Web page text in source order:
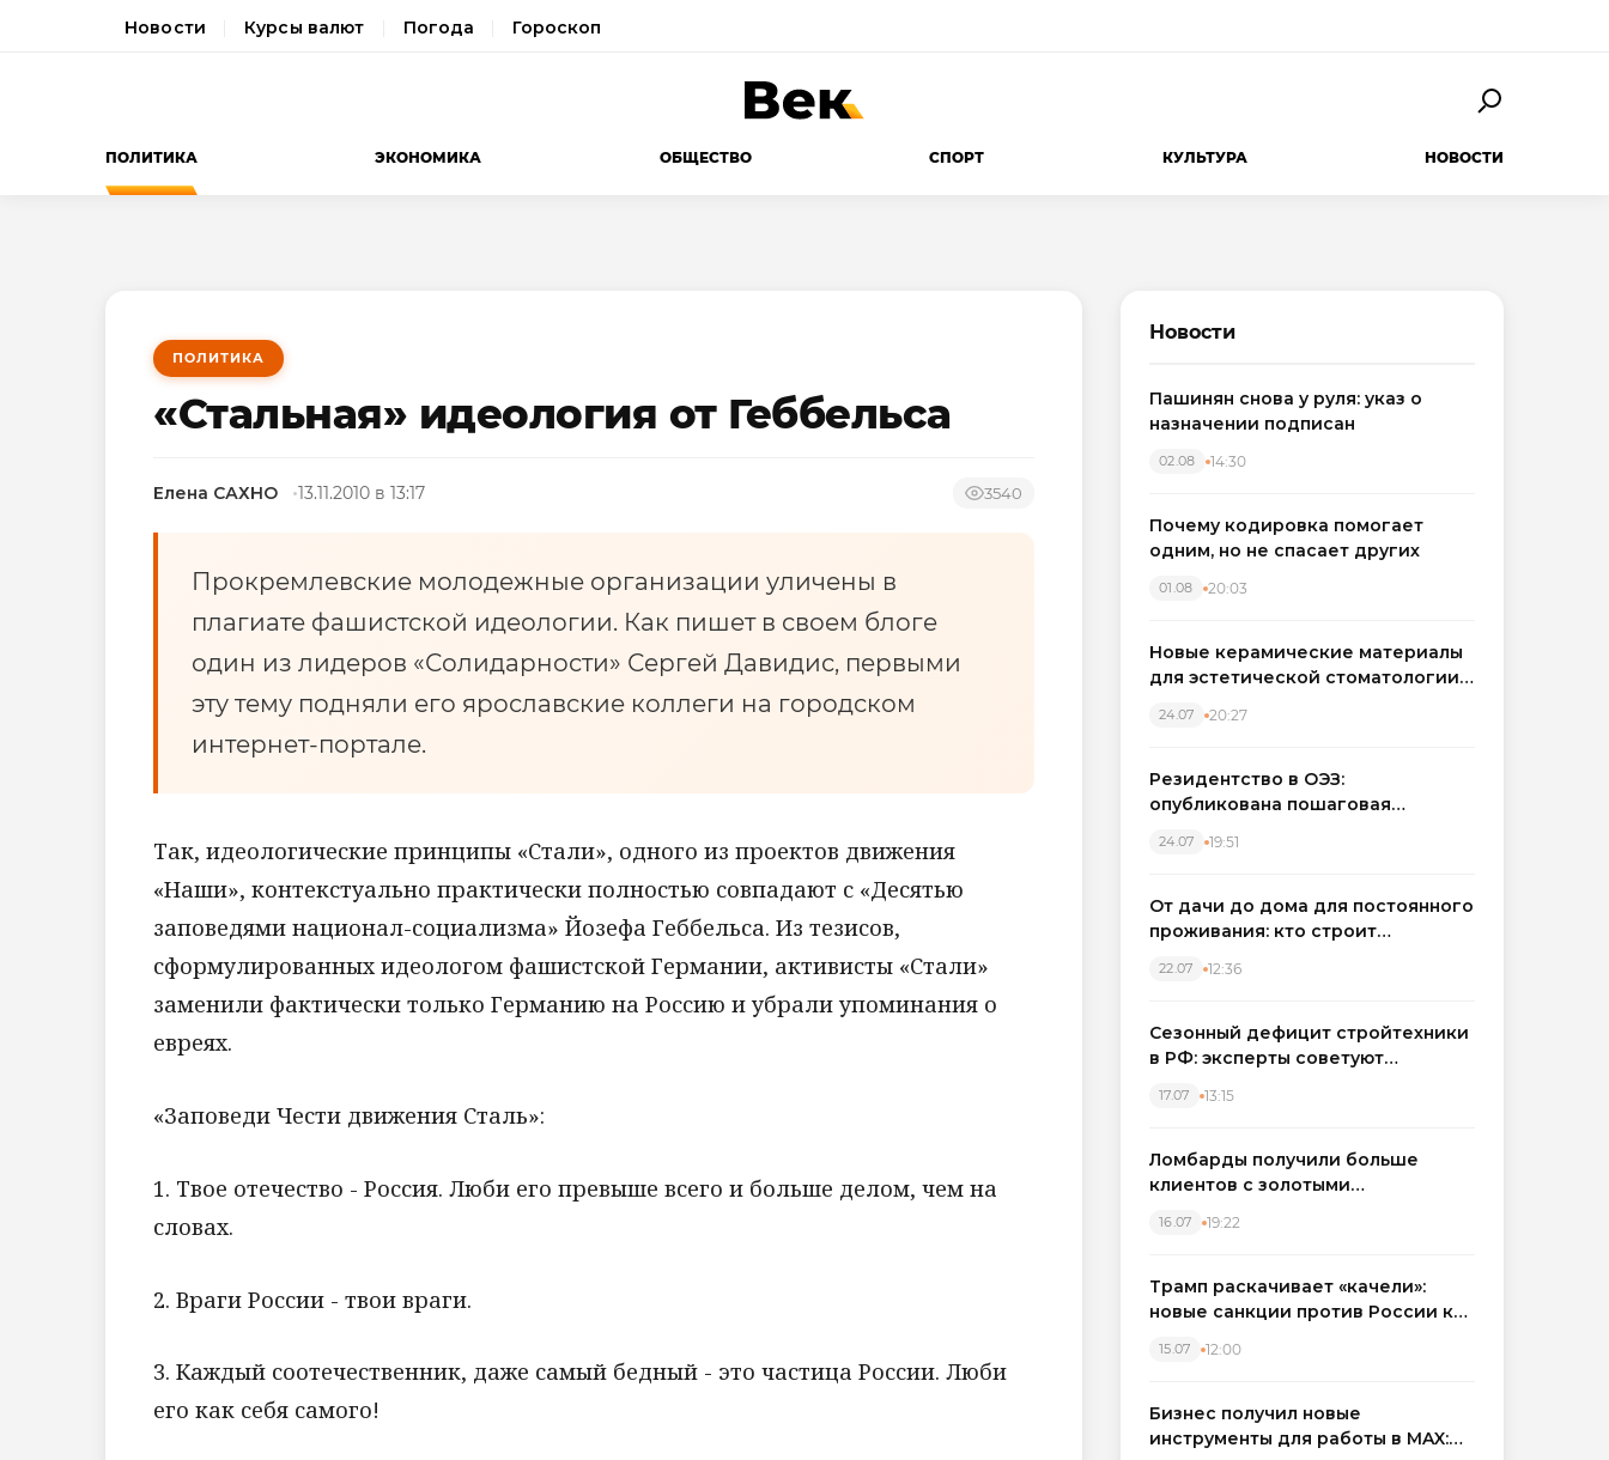
Новости Курсы валют Погода Гороскоп
ПОЛИТИКА ЭКОНОМИКА ОБЩЕСТВО СПОРТ КУЛЬТУРА НОВОСТИ
ПОЛИТИКА
«Стальная» идеология от Геббельса
Елена САХНО 13.11.2010 в 13:17 3540
Прокремлевские молодежные организации уличены в
плагиате фашистской идеологии. Как пишет в своем блоге
один из лидеров «Солидарности» Сергей Давидис, первыми
эту тему подняли его ярославские коллеги на городском
интернет-портале.
Так, идеологические принципы «Стали», одного из проектов движения
«Наши», контекстуально практически полностью совпадают с «Десятью
заповедями национал-социализма» Йозефа Геббельса. Из тезисов,
сформулированных идеологом фашистской Германии, активисты «Стали»
заменили фактически только Германию на Россию и убрали упоминания о
евреях.
«Заповеди Чести движения Сталь»:
1. Твое отечество - Россия. Люби его превыше всего и больше делом, чем на
словах.
2. Враги России - твои враги.
3. Каждый соотечественник, даже самый бедный - это частица России. Люби
его как себя самого!
Новости
Пашинян снова у руля: указ о
назначении подписан
02.08 14:30
Почему кодировка помогает
одним, но не спасает других
01.08 20:03
Новые керамические материалы
для эстетической стоматологии
24.07 20:27
Резидентство в ОЭЗ:
опубликована пошаговая
налоговых льгот для инвесторов
24.07 19:51
От дачи до дома для постоянного
проживания: кто строит
Западном регионе
22.07 12:36
Сезонный дефицит стройтехники
в РФ: эксперты советуют
17.07 13:15
Ломбарды получили больше
клиентов с золотыми
вырос на фоне подорожания
16.07 19:22
Трамп раскачивает «качели»:
новые санкции против России как
15.07 12:00
Бизнес получил новые
инструменты для работы в MAX: